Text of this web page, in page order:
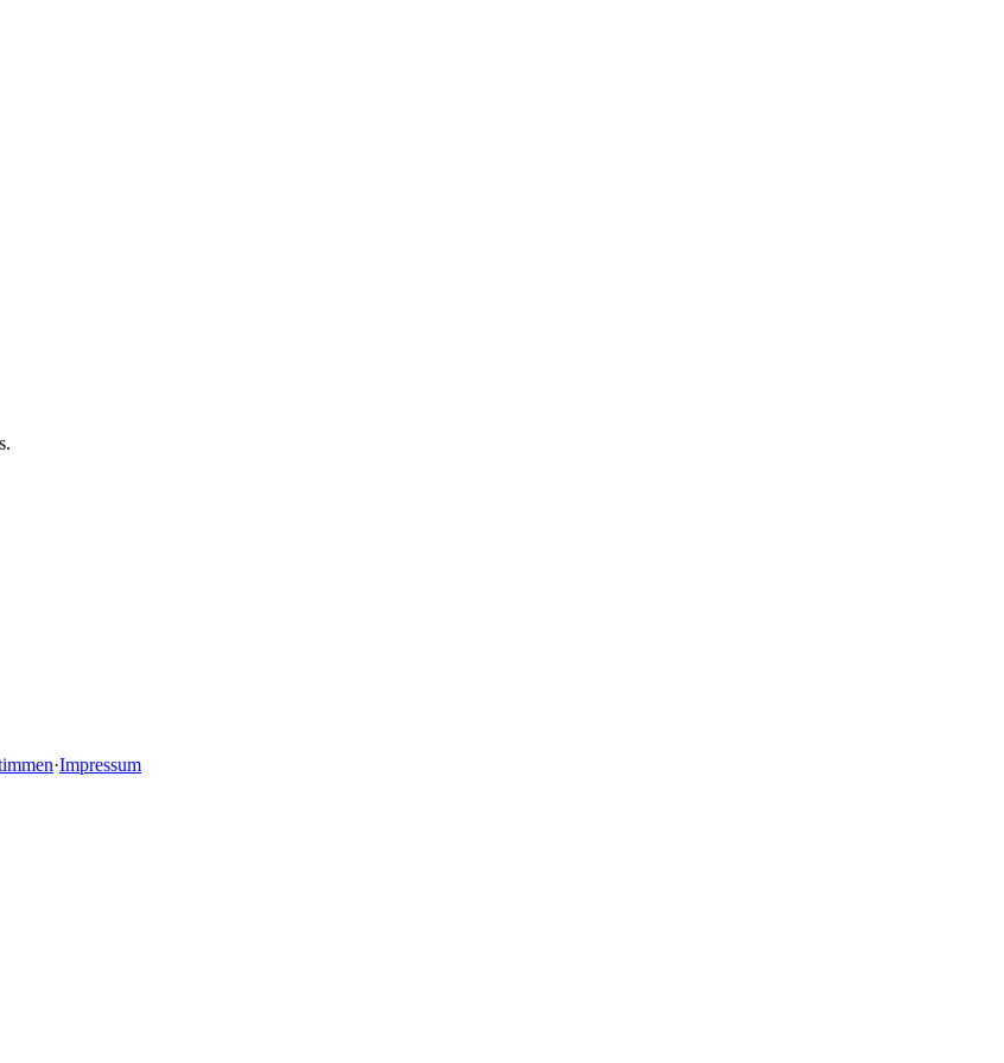
·Impressum